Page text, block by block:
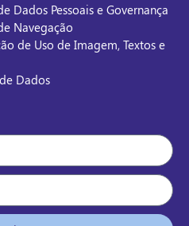
Dados Pessoais e Governança
Navegação
de Uso de Imagem, Textos e
Dados